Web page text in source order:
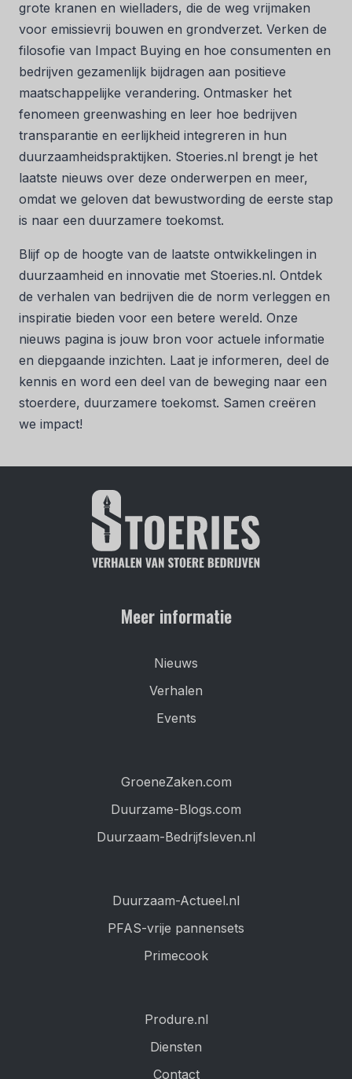
grote kranen en wielladers, die de weg vrijmaken
voor emissievrij bouwen en grondverzet. Verken de
filosofie van Impact Buying en hoe consumenten en
bedrijven gezamenlijk bijdragen aan positieve
maatschappelijke verandering. Ontmasker het
fenomeen greenwashing en leer hoe bedrijven
transparantie en eerlijkheid integreren in hun
duurzaamheidspraktijken. Stoeries.nl brengt je het
laatste nieuws over deze onderwerpen en meer,
omdat we geloven dat bewustwording de eerste stap
is naar een duurzamere toekomst.
Blijf op de hoogte van de laatste ontwikkelingen in
duurzaamheid en innovatie met Stoeries.nl. Ontdek
de verhalen van bedrijven die de norm verleggen en
inspiratie bieden voor een betere wereld. Onze
nieuws pagina is jouw bron voor actuele informatie
en diepgaande inzichten. Laat je informeren, deel de
kennis en word een deel van de beweging naar een
stoerdere, duurzamere toekomst. Samen creëren
we impact!
Meer informatie
Nieuws
Verhalen
Events
GroeneZaken.com
Duurzame-Blogs.com
Duurzaam-Bedrijfsleven.nl
Duurzaam-Actueel.nl
PFAS-vrije pannensets
Primecook
Produre.nl
Diensten
Contact